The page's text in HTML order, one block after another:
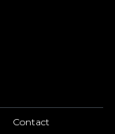
Contact